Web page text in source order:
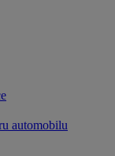
automobilu